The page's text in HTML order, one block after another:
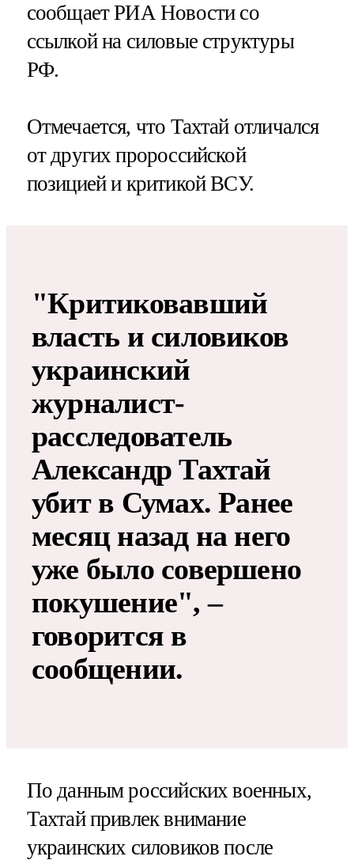
сообщает РИА Новости со
ссылкой на силовые структуры
РФ.
Отмечается, что Тахтай отличался
от других пророссийской
позицией и критикой ВСУ.
"Критиковавший
власть и силовиков
украинский
журналист-
расследователь
Александр Тахтай
убит в Сумах​​​. Ранее
месяц назад на него
уже было совершено
покушение", –
говорится в
сообщении.
По данным российских военных,
Тахтай привлек внимание
украинских силовиков после